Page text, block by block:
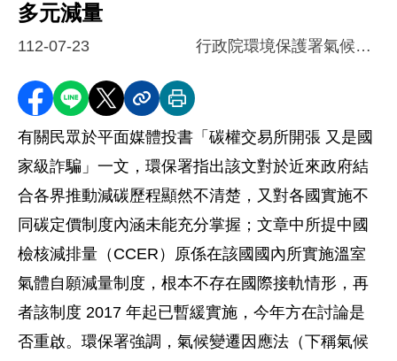
多元減量
112-07-23 行政院環境保護署氣候變遷署籌備處
分享至 Facebook
分享到 LINE
分享到 X分享內容連結
列印本頁
有關民眾於平面媒體投書「碳權交易所開張 又是國
家級詐騙」一文，環保署指出該文對於近來政府結
合各界推動減碳歷程顯然不清楚，又對各國實施不
同碳定價制度內涵未能充分掌握；文章中所提中國
檢核減排量（CCER）原係在該國國內所實施溫室
氣體自願減量制度，根本不存在國際接軌情形，再
者該制度 2017 年起已暫緩實施，今年方在討論是
否重啟。環保署強調，氣候變遷因應法（下稱氣候